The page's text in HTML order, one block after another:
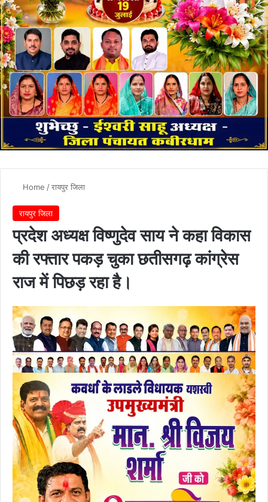
Home /रायपुर जिला
रायपुर जिला
प्रदेश अध्यक्ष विष्णुदेव साय ने कहा विकास
की रफ्तार पकड़ चुका छतीसगढ़ कांग्रेस
राज में पिछड़ रहा है।